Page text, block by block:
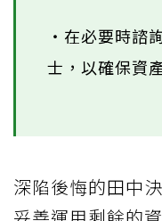
‧在必要時諮
士，以確保資
深陷後悔的田中